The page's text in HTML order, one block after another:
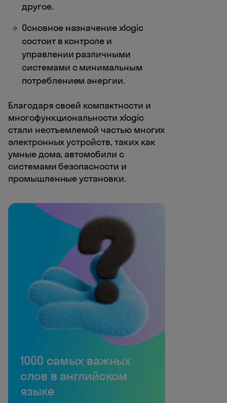
другое.
Основное назначение xlogic
состоит в контроле и
управлении различными
системами с минимальным
потреблением энергии.
Благодаря своей компактности и
многофункциональности xlogic
стали неотъемлемой частью многих
электронных устройств, таких как
умные дома, автомобили с
системами безопасности и
промышленные установки.
1000 самых важных
слов в английском
языке